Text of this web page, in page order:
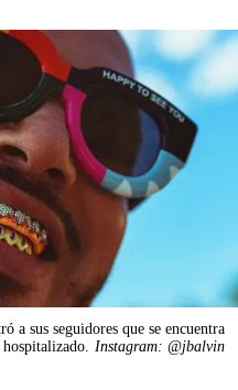
a sus seguidores que se encuentra
hospitalizado.
Instagram: @jbalvin